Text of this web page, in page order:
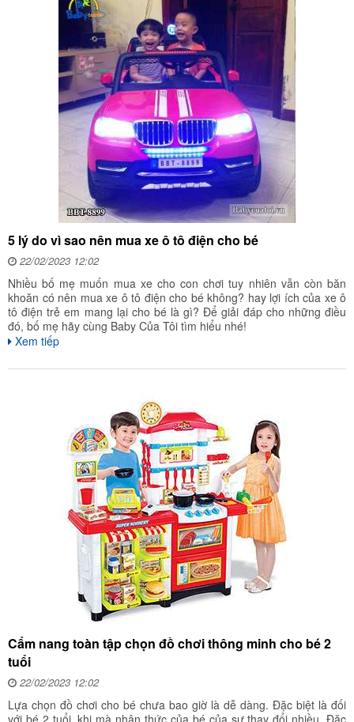
5 lý do vì sao nên mua xe ô tô điện cho bé
22/02/2023 12:02
Nhiều bố mẹ muốn mua xe cho con chơi tuy nhiên vẫn còn băn
khoăn có nên mua xe ô tô điện cho bé không? hay lợi ích của xe ô
tô điện trẻ em mang lại cho bé là gì? Để giải đáp cho những điều
đó, bố mẹ hãy cùng Baby Của Tôi tìm hiểu nhé!
Xem tiếp
Cẩm nang toàn tập chọn đồ chơi thông minh cho bé 2
tuổi
22/02/2023 12:02
Lựa chọn đồ chơi cho bé chưa bao giờ là dễ dàng. Đặc biệt là đối
với bé 2 tuổi, khi mà nhận thức của bé của sự thay đổi nhiều. Đặc